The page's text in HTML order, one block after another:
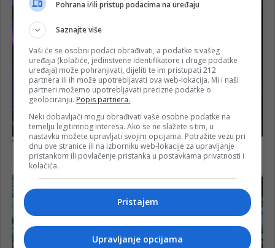
Pohrana i/ili pristup podacima na uređaju
Saznajte više
Vaši će se osobni podaci obrađivati, a podatke s vašeg
uređaja (kolačiće, jedinstvene identifikatore i druge podatke
uređaja) može pohranjivati, dijeliti te im pristupati 212
partnera ili ih može upotrebljavati ova web-lokacija. Mi i naši
partneri možemo upotrebljavati precizne podatke o
geolociranju. Popis partnera.
Neki dobavljači mogu obrađivati vaše osobne podatke na
temelju legitimnog interesa. Ako se ne slažete s tim, u
nastavku možete upravljati svojim opcijama. Potražite vezu pri
dnu ove stranice ili na izborniku web-lokacije za upravljanje
pristankom ili povlačenje pristanka u postavkama privatnosti i
kolačića.
Pristajem
Upravljanje opcijama